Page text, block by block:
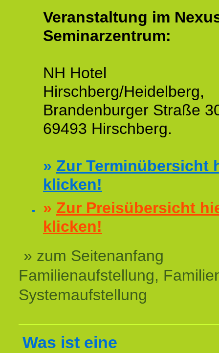
Veranstaltung im
Seminarzentrum:
NH Hotel
Hirschberg/Heidelberg,
Brandenburger Straße
69493 Hirschberg.
» Zur Terminübersicht
klicken!
» Zur Preisübersicht
klicken!
» zum Seitenanfang
Familienaufstellung,
Systemaufstellung
Was ist eine